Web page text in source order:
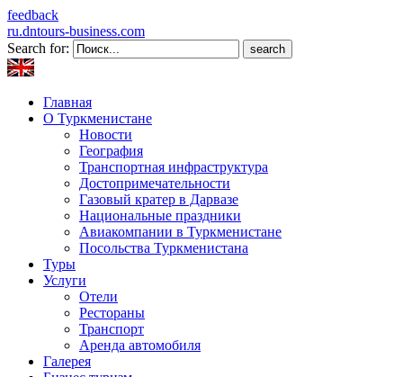
feedback
ru.dntours-business.com
Search for:
Главная
О Туркменистане
Новости
География
Транспортная инфраструктура
Достопримечательности
Газовый кратер в Дарвазе
Национальные праздники
Авиакомпании в Туркменистане
Посольства Туркменистана
Туры
Услуги
Отели
Рестораны
Транспорт
Аренда автомобиля
Галерея